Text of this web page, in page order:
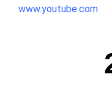
www.youtube.com